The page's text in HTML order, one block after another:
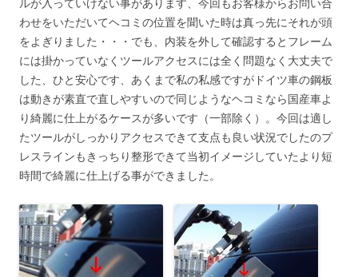
わせをいただいてヘコミの位置を聞いた時は真っ先にそれが頭
をよぎりました・・・でも、内装を外して確認するとフレーム
には掛かっていなくツールアクセスには全く問題なく大丈夫で
した、ひと安心です、あくまで私の私感ですがドイツ車の鋼板
は動きが素直で直しやすいので同じようなヘコミなら国産車よ
り綺麗に仕上がるケースが多いです（一部除く）。今回は適し
たツールがしっかりアクセスできて支点も良い状況でしたのプ
レスラインもきっちり整形できて当初イメージしていたより短
時間で綺麗に仕上げる事ができました。